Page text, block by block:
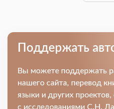
Поддержать
Вы можете поддержать
нашего сайта, перевод
языки и других проектов,
с исследованиями С.Н.